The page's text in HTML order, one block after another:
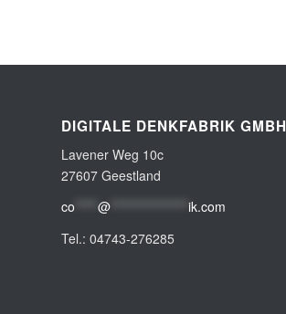
DIGITALE DENKFABRIK GMBH
Lavener Weg 10c
27607 Geestland
co
@
ik.com
Tel.: 04743-276285